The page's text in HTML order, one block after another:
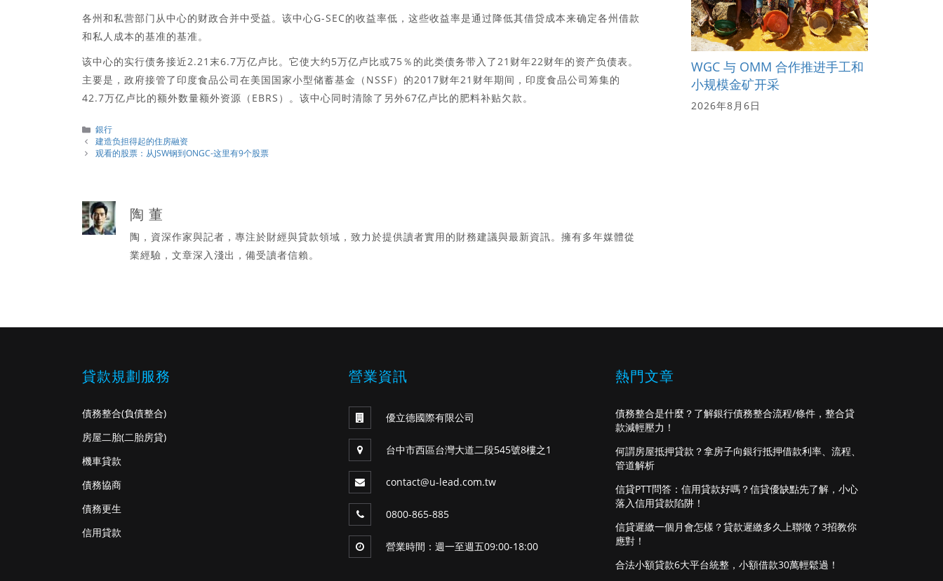
各州和私营部门从中心的财政合并中受益。该中心G-SEC的收益率低，这些收益率是通过降低其借贷成本来确定各州借款
和私人成本的基准的基准。
该中心的实行债务接近2.21末6.7万亿卢比。它使大约5万亿卢比或75％的此类债务带入了21财年22财年的资产负债表。
主要是，政府接管了印度食品公司在美国国家小型储蓄基金（NSSF）的2017财年21财年期间，印度食品公司筹集的
42.7万亿卢比的额外数量额外资源（EBRS）。该中心同时清除了另外67亿卢比的肥料补贴欠款。
分
類
銀行
建造负担得起的住房融资
观看的股票：从JSW钢到ONGC-这里有9个股票
陶 董
陶，資深作家與記者，專注於財經與貸款領域，致力於提供讀者實用的財務建議與最新資訊。擁有多年媒體從
業經驗，文章深入淺出，備受讀者信賴。
WGC 与 OMM 合作推进手工和
小规模金矿开采
2026年8月6日
貸款規劃服務
債務整合(負債整合)
房屋二胎(二胎房貸)
機車貸款
債務協商
債務更生
信用貸款
營業資訊
優立德國際有限公司
台中市西區台灣大道二段545號8樓之1
contact@u-lead.com.tw
0800-865-885
營業時間：週一至週五09:00-18:00
熱門文章
債務整合是什麼？了解銀行債務整合流程/條件，整合貸
款減輕壓力！
何謂房屋抵押貸款？拿房子向銀行抵押借款利率、流程、
管道解析
信貸PTT問答：信用貸款好嗎？信貸優缺點先了解，小心
落入信用貸款陷阱！
信貸遲繳一個月會怎樣？貸款遲繳多久上聯徵？3招教你
應對！
合法小額貸款6大平台統整，小額借款30萬輕鬆過！